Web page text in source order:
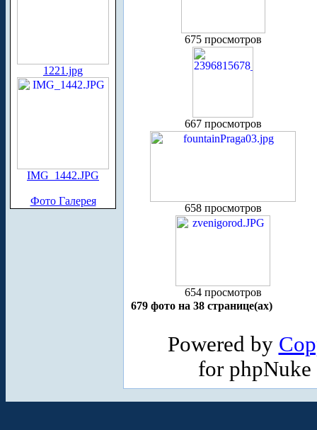
1221.jpg
IMG_1442.JPG
Фото Галерея
675 просмотров
667 просмотров
658 просмотров
654 просмотров
679 фото на 38 странице(ах)
Powered by
for